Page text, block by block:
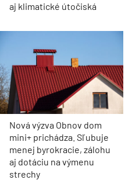
aj klimatické útočiská
Nová výzva Obnov dom
mini+ prichádza. Sľubuje
menej byrokracie, zálohu
aj dotáciu na výmenu
strechy